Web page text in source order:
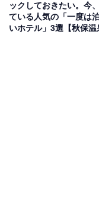
からは、雄大な山々
は樽露天の「紅花風
ックしておきたい。今
ている人気の「一度は
いホテル」3選【秋保温